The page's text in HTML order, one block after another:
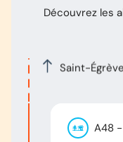
Découvrez les
Saint-Égrève
A48